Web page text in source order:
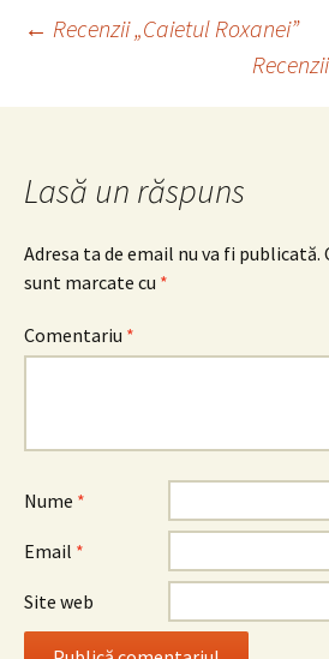
Navigare
în
articole
← Recenzii „Caietul Roxanei”
Lasă un răspuns
Adresa ta de email nu va fi publicată.
sunt marcate cu *
Comentariu *
Nume *
Email *
Site web